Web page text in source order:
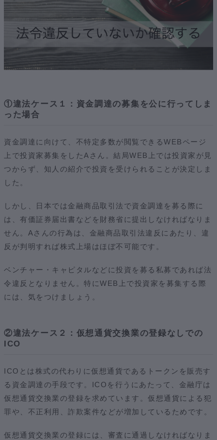
①違法ケース１：資金調達の募集を公に行ってしま
った場合
資金調達に向けて、不特定多数が閲覧できるWEBページ
上で投資家募集をしたAさん。結局WEB上では投資家が見
つからず、知人の紹介で投資を受けられることが決定しま
した。
しかし、日本では金融商品取引法で資金調達を募る際に
は、有価証券届出書などを財務省に提出しなければなりま
せん。Aさんの行為は、金融商品取引法違反にあたり、違
反が判明すれば株式上場はほぼ不可能です。
ベンチャー・キャピタルなどに投資を募る私募であれば法
令違反となりません。特にWEB上で投資家を募集する際
には、気をつけましょう。
②違法ケース２：仮想通貨交換業の登録なしでの
ICO
ICOとは株式の代わりに仮想通貨であるトークンを販売す
る資金調達の手段です。ICOを行うにあたって、金融庁は
仮想通貨交換業の登録を求めています。仮想通貨による犯
罪や、不正利用、詐欺案件などが増加しているためです。
仮想通貨交換業の登録には、審査に通過しなければなりま